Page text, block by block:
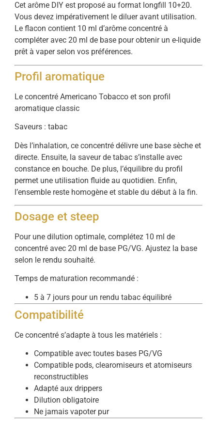
Cet arôme DIY est proposé au format longfill 10+20.
Vous devez impérativement le diluer avant utilisation.
Le flacon contient 10 ml d’arôme concentré à
compléter avec 20 ml de base pour obtenir un e-liquide
prêt à vaper selon vos préférences.
Profil aromatique
Le concentré Americano Tobacco et son profil
aromatique classic
Saveurs : tabac
Dès l’inhalation, ce concentré délivre une base sèche et
directe. Ensuite, la saveur de tabac s’installe avec
constance en bouche. De plus, l’équilibre du profil
permet une utilisation fluide au quotidien. Enfin,
l’ensemble reste homogène et stable du début à la fin.
Dosage et steep
Pour une dilution optimale, complétez 10 ml de
concentré avec 20 ml de base PG/VG. Ajustez la base
selon le rendu souhaité.
Temps de maturation recommandé :
5 à 7 jours pour un rendu tabac équilibré
Compatibilité
Ce concentré s’adapte à tous les matériels :
Compatible avec toutes bases PG/VG
Compatible pods, clearomiseurs et atomiseurs
reconstructibles
Adapté aux drippers
Dilution obligatoire
Ne jamais vapoter pur